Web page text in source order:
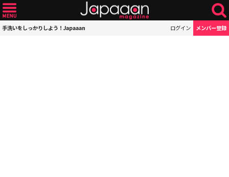
手洗いをしっかりしよう！Japaaan ログイン メンバー登録